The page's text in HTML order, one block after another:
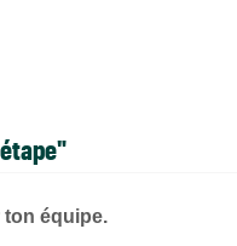
ton équipe.